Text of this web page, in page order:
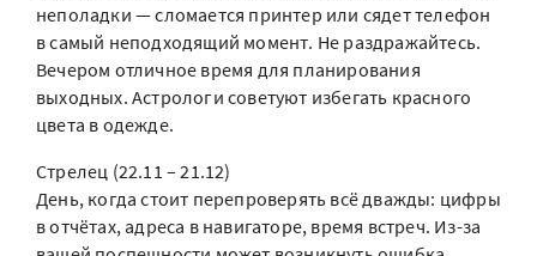
неполадки — сломается принтер или сядет телефон
в самый неподходящий момент. Не раздражайтесь.
Вечером отличное время для планирования
выходных. Астрологи советуют избегать красного
цвета в одежде.
Стрелец (22.11 – 21.12)
День, когда стоит перепроверять всё дважды: цифры
в отчётах, адреса в навигаторе, время встреч. Из-за